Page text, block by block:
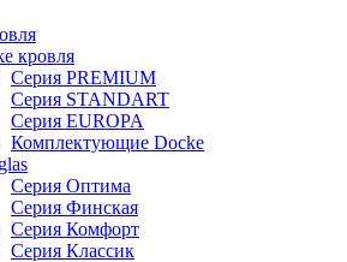
кровля
Серия PREMIUM
Серия STANDART
Серия EUROPA
Комплектующие Docke
Серия Оптима
Серия Финская
Серия Комфорт
Серия Классик